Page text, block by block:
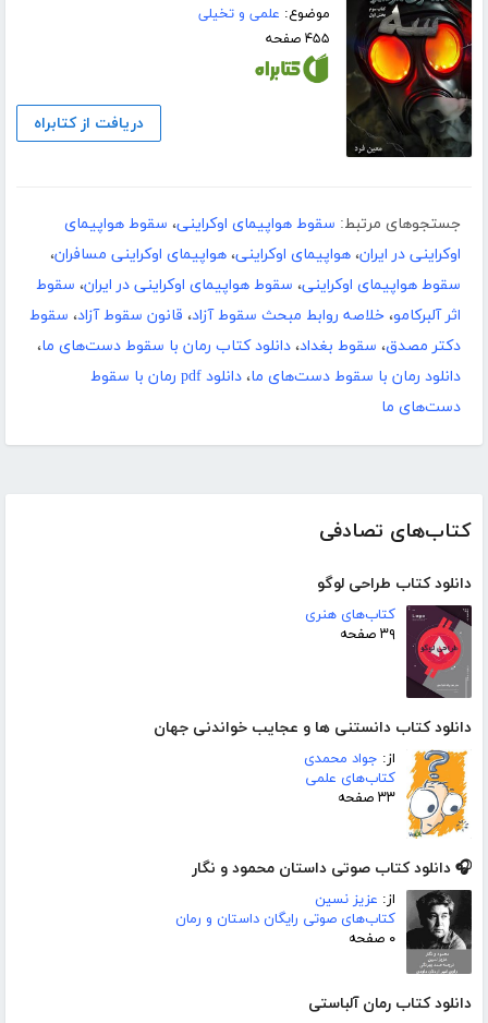
کتاب‌های تصادفی
دانلود کتاب طراحی لوگو
کتاب‌های هنری
۳۹ صفحه
دانلود کتاب دانستنی ھا و عجایب خواندنی جھان
از: جواد محمدی
کتاب‌های علمی
۳۳ صفحه
🎧 دانلود کتاب صوتی داستان محمود و نگار
از: عزیز نسین
کتاب‌های صوتی رایگان داستان و رمان
۰ صفحه
دانلود کتاب رمان آلباستی
موضوع: علمی و تخیلی
۴۵۵ صفحه
دریافت از کتابراه
جستجوهای مرتبط: سقوط هواپیمای اوکراینی، سقوط هواپیمای
اوکراینی در ایران، هواپیمای اوکراینی، هواپیمای اوکراینی مسافران،
سقوط هواپیمای اوکراینی، سقوط هواپیمای اوکراینی در ایران، سقوط
اثر آلبرکامو، خلاصه روابط مبحث سقوط آزاد، قانون سقوط آزاد، سقوط
دکتر مصدق، سقوط بغداد، دانلود کتاب رمان با سقوط دست‌های ما،
دانلود رمان با سقوط دست‌های ما،
دانلود pdf رمان با سقوط
دست‌های ما